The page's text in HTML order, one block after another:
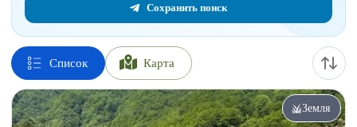
Сохранить поиск
Список Карта
Земля